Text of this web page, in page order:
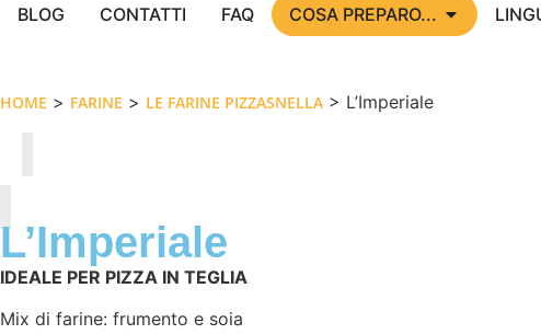
BLOG CONTATTI FAQ COSA PREPARO...
HOME > FARINE > LE FARINE PIZZASNELLA > L’Imperiale
L’Imperiale
IDEALE PER PIZZA IN TEGLIA
Mix di farine: frumento e soia